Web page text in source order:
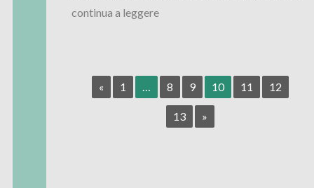
continua a leggere
« 1 … 8 9 10 11 12
13 »